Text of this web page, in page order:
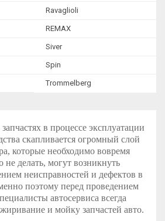
Ravaglioli
REMAX
Siver
Spin
Trommelberg
в процессе эксплуатации
скапливается огромный слой
которые необходимо вовремя
не делать, могут возникнуть
неисправностей и дефектов в
поэтому перед проведением
автосервиса всегда
и мойку запчастей авто.